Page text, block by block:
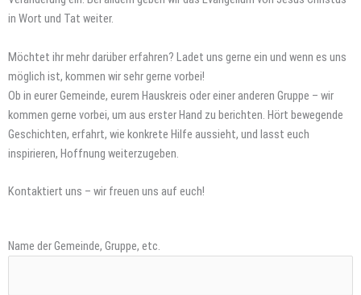
in Wort und Tat weiter.
Möchtet ihr mehr darüber erfahren? Ladet uns gerne ein und wenn es uns
möglich ist, kommen wir sehr gerne vorbei!
Ob in eurer Gemeinde, eurem Hauskreis oder einer anderen Gruppe – wir
kommen gerne vorbei, um aus erster Hand zu berichten. Hört bewegende
Geschichten, erfahrt, wie konkrete Hilfe aussieht, und lasst euch
inspirieren, Hoffnung weiterzugeben.
Kontaktiert uns – wir freuen uns auf euch!
Name der Gemeinde, Gruppe, etc.